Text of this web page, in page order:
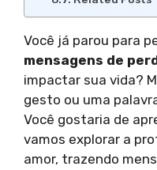
Você já parou para
mensagens de
impactar sua vida?
gesto ou uma
Você gostaria de
vamos explorar a
amor, trazendo